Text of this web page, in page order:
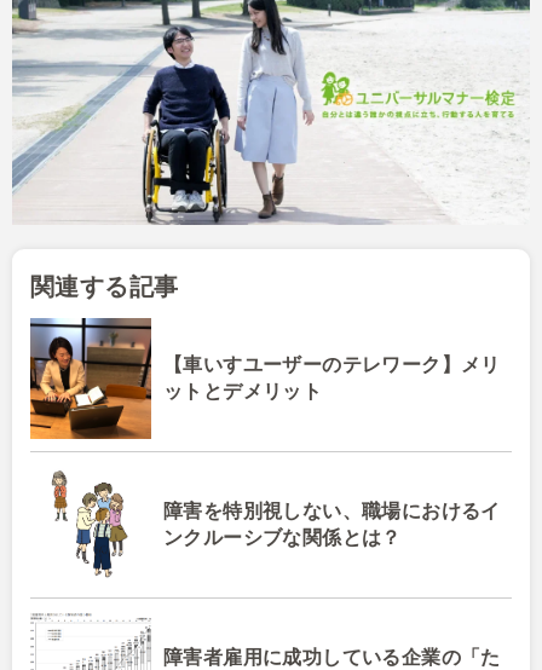
関連する記事
【車いすユーザーのテレワーク】メリ
ットとデメリット
障害を特別視しない、職場におけるイ
ンクルーシブな関係とは？
障害者雇用に成功している企業の「た